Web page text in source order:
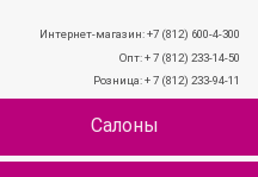
Интернет-магазин: +7 (812) 600-4-300
Опт: + 7 (812) 233-14-50
Розница: + 7 (812) 233-94-11
Салоны